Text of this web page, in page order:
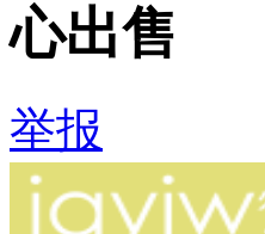
心出售
举报